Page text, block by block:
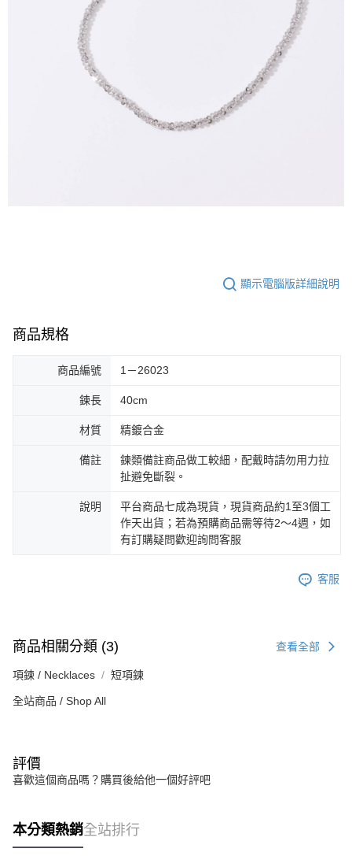
顯示電腦版詳細說明
商品規格
商品編號 1－26023
鍊長 40cm
材質 精鍍合金
備註
鍊類備註商品做工較細，配戴時請勿用力拉
扯避免斷裂。
說明
平台商品七成為現貨，現貨商品約1至3個工
作天出貨；若為預購商品需等待2～4週，如
有訂購疑問歡迎詢問客服
客服
商品相關分類 (3) 查看全部
項鍊 / Necklaces 短項鍊
全站商品 / Shop All
評價
喜歡這個商品嗎？購買後給他一個好評吧
本分類熱銷全站排行